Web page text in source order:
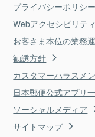
プライバシーポリシー
Webアクセシビリテ
お客さま本位の業務
勧誘方針
カスタマーハラスメ
日本郵便公式アプリ
ソーシャルメディア
サイトマップ